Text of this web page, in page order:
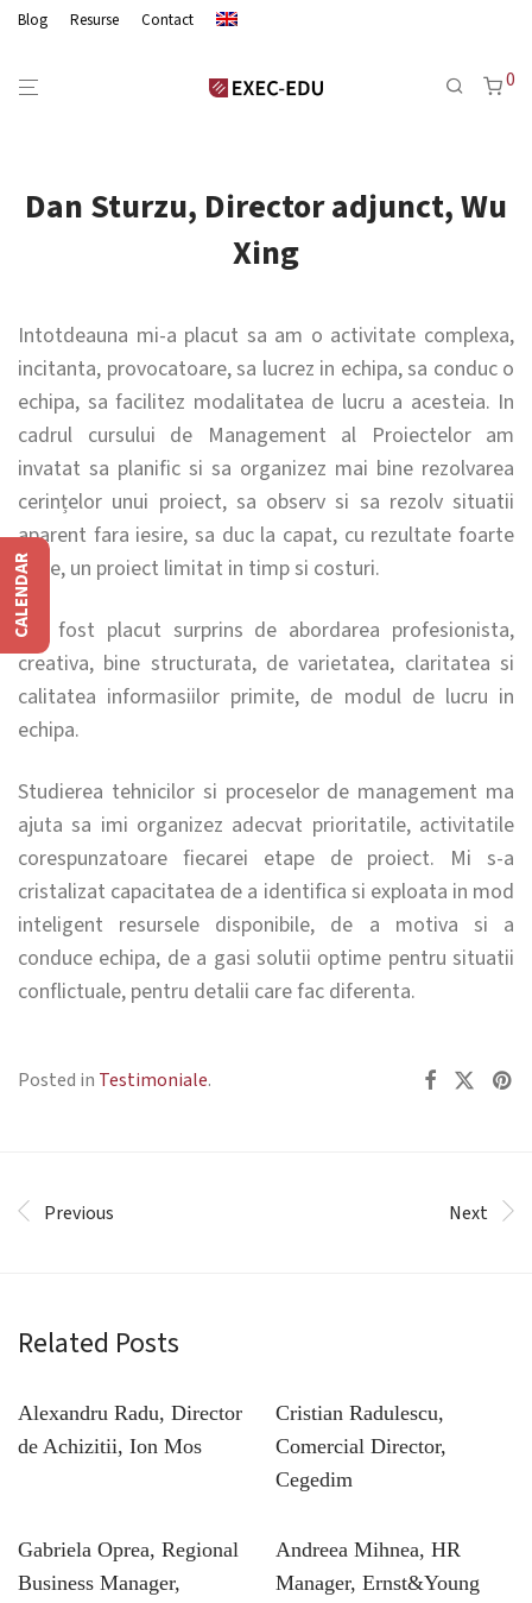
Blog Resurse Contact
0
Dan Sturzu, Director adjunct, Wu
Xing
Intotdeauna mi-a placut sa am o activitate complexa,
incitanta, provocatoare, sa lucrez in echipa, sa conduc o
echipa, sa facilitez modalitatea de lucru a acesteia. In
cadrul cursului de Management al Proiectelor am
invatat sa planific si sa organizez mai bine rezolvarea
cerințelor unui proiect, sa observ si sa rezolv situatii
aparent fara iesire, sa duc la capat, cu rezultate foarte
bune, un proiect limitat in timp si costuri.
Am fost placut surprins de abordarea profesionista,
creativa, bine structurata, de varietatea, claritatea si
calitatea informasiilor primite, de modul de lucru in
echipa.
Studierea tehnicilor si proceselor de management ma
ajuta sa imi organizez adecvat prioritatile, activitatile
corespunzatoare fiecarei etape de proiect. Mi s-a
cristalizat capacitatea de a identifica si exploata in mod
inteligent resursele disponibile, de a motiva si a
conduce echipa, de a gasi solutii optime pentru situatii
conflictuale, pentru detalii care fac diferenta.
Posted in Testimoniale.
Previous Next
Related Posts
Alexandru Radu, Director
de Achizitii, Ion Mos
Cristian Radulescu,
Comercial Director,
Cegedim
Gabriela Oprea, Regional
Business Manager,
Andreea Mihnea, HR
Manager, Ernst&Young
CALENDAR